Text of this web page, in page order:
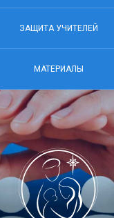
ЗАЩИТА УЧИТЕЛЕЙ
МАТЕРИАЛЫ